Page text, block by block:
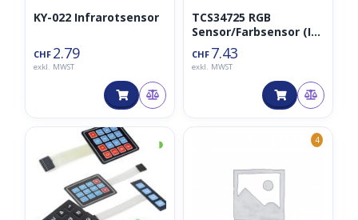
KY-022 Infrarotsensor
CHF 2.79
exkl. MWST
TCS34725 RGB
Sensor/Farbsensor (IR
Filter, White LED)
CHF 7.43
exkl. MWST
◑ 4